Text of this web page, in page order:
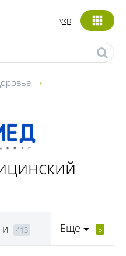
укр
413 Еще 5